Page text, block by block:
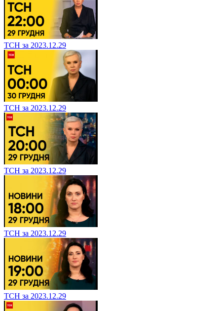
ТСН за 2023.12.29
ТСН за 2023.12.29
ТСН за 2023.12.29
ТСН за 2023.12.29
ТСН за 2023.12.29